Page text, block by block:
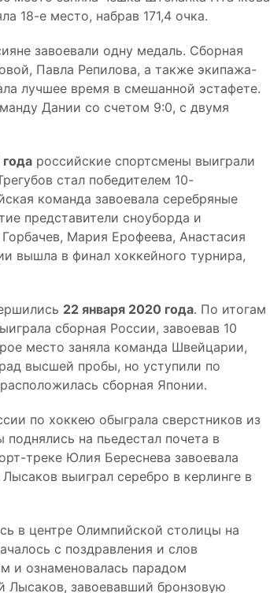
18-е место, набрав 171,4 очка.
завоевали одну медаль. Сборная
Павла Репилова, а также экипажа-
лучшее время в смешанной эстафете.
Дании со счетом 9:0, с двумя
российские спортсмены выиграли
стал победителем 10-
команда завоевала серебряные
представители сноуборда и
Мария Ерофеева, Анастасия
вышла в финал хоккейного турнира,
22 января 2020 года. По итогам
сборная России, завоевав 10
место заняла команда Швейцарии,
высшей пробы, но уступили по
сборная Японии.
по хоккею обыграла сверстников из
на пьедестал почета в
треке Юлия Береснева завоевала
выиграл серебро в керлинге в
в центре Олимпийской столицы на
с поздравления и слов
и ознаменовалась парадом
Лысаков, завоевавший бронзовую